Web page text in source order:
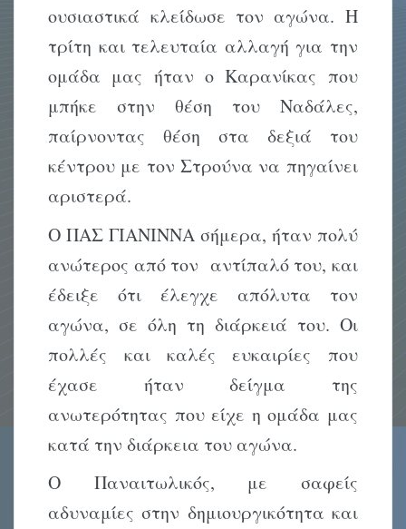
ουσιαστικά κλείδωσε τον αγώνα. Η
τρίτη και τελευταία αλλαγή για την
ομάδα μας ήταν ο Καρανίκας που
μπήκε στην θέση του Ναδάλες,
παίρνοντας θέση στα δεξιά του
κέντρου με τον Στρούνα να πηγαίνει
αριστερά.
Ο ΠΑΣ ΓΙΑΝΙΝΝΑ σήμερα, ήταν πολύ
ανώτερος από τον αντίπαλό του, και
έδειξε ότι έλεγχε απόλυτα τον
αγώνα, σε όλη τη διάρκειά του. Οι
πολλές και καλές ευκαιρίες που
έχασε ήταν δείγμα της
ανωτερότητας που είχε η ομάδα μας
κατά την διάρκεια του αγώνα.
Ο Παναιτωλικός, με σαφείς
αδυναμίες στην δημιουργικότητα και